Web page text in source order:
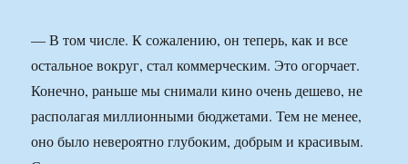
— В том числе. К сожалению, он теперь, как и все
остальное вокруг, стал коммерческим. Это огорчает.
Конечно, раньше мы снимали кино очень дешево, не
располагая миллионными бюджетами. Тем не менее,
оно было невероятно глубоким, добрым и красивым.